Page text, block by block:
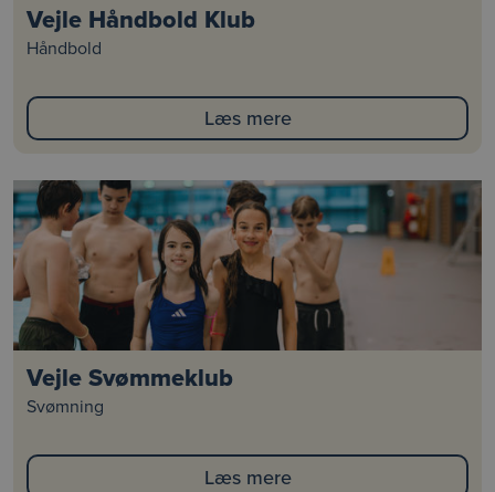
Vejle Håndbold Klub
Håndbold
Læs mere
Vejle Svømmeklub
Svømning
Læs mere